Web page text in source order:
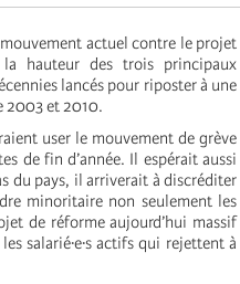
actuel contre le projet
hauteur des trois principaux
lancés pour riposter à une
2003 et 2010.
user le mouvement de grève
de fin d’année. Il espérait aussi
du pays, il arriverait à discréditer
minoritaire non seulement les
de réforme aujourd’hui massif
salarié·e·s actifs qui rejettent à